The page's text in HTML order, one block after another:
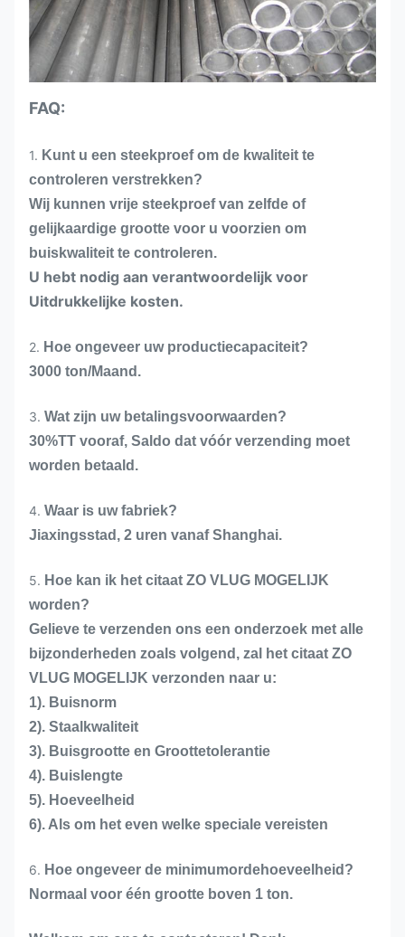
FAQ:
1. Kunt u een steekproef om de kwaliteit te
controleren verstrekken?
Wij kunnen vrije steekproef van zelfde of
gelijkaardige grootte voor u voorzien om
buiskwaliteit te controleren.
U hebt nodig aan verantwoordelijk voor
Uitdrukkelijke kosten.
2. Hoe ongeveer uw productiecapaciteit?
3000 ton/Maand.
3. Wat zijn uw betalingsvoorwaarden?
30%TT vooraf, Saldo dat vóór verzending moet
worden betaald.
4. Waar is uw fabriek?
Jiaxingsstad, 2 uren vanaf Shanghai.
5. Hoe kan ik het citaat ZO VLUG MOGELIJK
worden?
Gelieve te verzenden ons een onderzoek met alle
bijzonderheden zoals volgend, zal het citaat ZO
VLUG MOGELIJK verzonden naar u:
1). Buisnorm
2). Staalkwaliteit
3). Buisgrootte en Groottetolerantie
4). Buislengte
5). Hoeveelheid
6). Als om het even welke speciale vereisten
6. Hoe ongeveer de minimumordehoeveelheid?
Normaal voor één grootte boven 1 ton.